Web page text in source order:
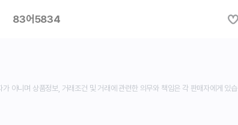
83어5834
아니며 상품정보, 거래조건 및 거래에 관련한 의무와 책임은 각 판매자에게 있습